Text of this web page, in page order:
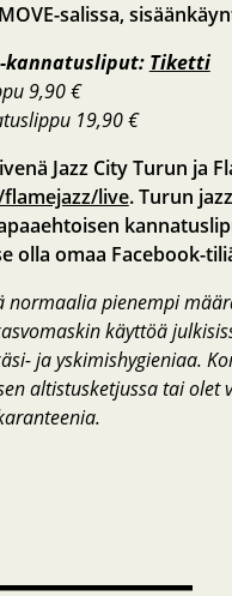
salissa,
-kannatusliput: Tiketti
9,90 €
19,90 €
Jazz City Turun ja
live. Turun
olla omaa Facebook-
normaalia pienempi
käyttöä
ja yskimishygieniaa.
altistusketjussa tai